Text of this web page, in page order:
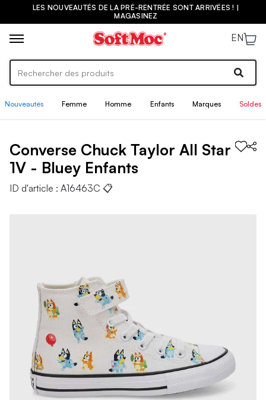
LES NOUVEAUTÉS DE LA PRÉ-RENTRÉE SONT ARRIVÉES ! |
MAGASINEZ
EN
Nouveautés Femme Homme Enfants Marques Soldes
Converse Chuck Taylor All Star
1V - Bluey Enfants
ID d'article : A16463C 📋